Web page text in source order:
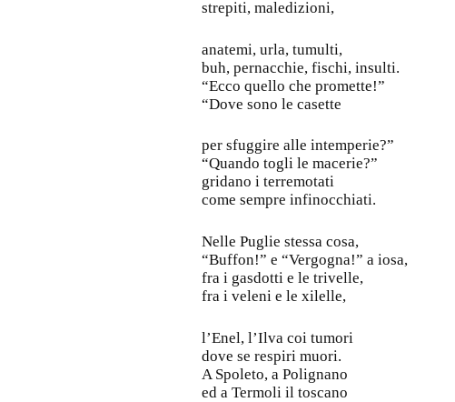
strepiti, maledizioni,
anatemi, urla, tumulti,
buh, pernacchie, fischi, insulti.
“Ecco quello che promette!”
“Dove sono le casette
per sfuggire alle intemperie?”
“Quando togli le macerie?”
gridano i terremotati
come sempre infinocchiati.
Nelle Puglie stessa cosa,
“Buffon!” e “Vergogna!” a iosa,
fra i gasdotti e le trivelle,
fra i veleni e le xilelle,
l’Enel, l’Ilva coi tumori
dove se respiri muori.
A Spoleto, a Polignano
ed a Termoli il toscano